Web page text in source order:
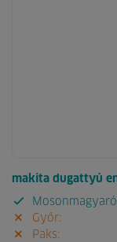
makita dugattyú
Győr:
Paks: